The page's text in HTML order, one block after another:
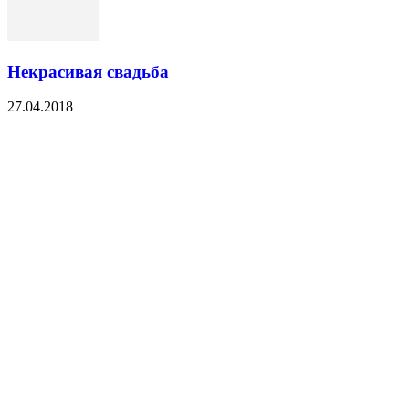
Некрасивая свадьба
27.04.2018